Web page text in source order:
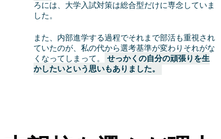
ろには、大学入試対策は総合型だけに専念していま
した。
また、内部進学する過程でそれまで部活も重視され
ていたのが、私の代から選考基準が変わりそれがな
くなってしまって。
せっかくの自分の頑張りを生
かしたいという思いもありました。